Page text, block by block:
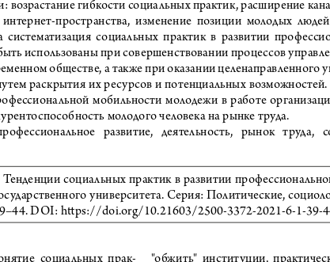
возрастание гибкости социальных практик, расширение
пространства,  изменение  позиции  молодых
систематизация  социальных  практик  в  развитии
использованы при совершенствовании процессов
обществе, а также при оказании целенаправленного
раскрытия их ресурсов и потенциальных
мобильности  молодежи  в  работе
молодого человека на рынке труда.
профессиональное   развитие,   деятельность,   рынок   труда,
социальных практик в развитии
университета. Серия: Политические,
DOI: https://doi.org/10.21603/2500-3372-2021-6-1-39-
социальных  прак- "обжить"  институции,